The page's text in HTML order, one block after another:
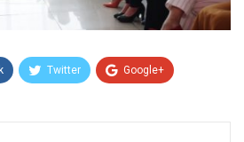
Twitter Google+